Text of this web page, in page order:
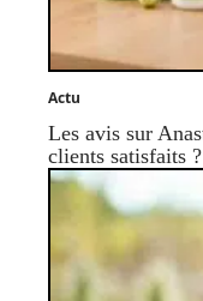
Actu
Les avis sur
clients satisfaits ?